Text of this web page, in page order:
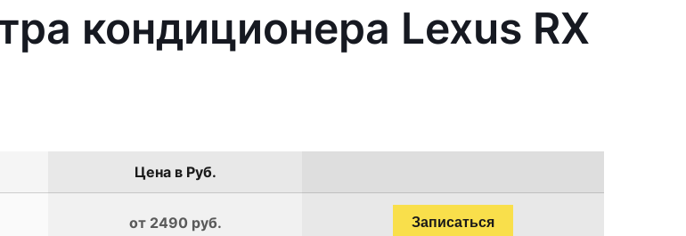
кондиционера Lexus RX
Цена в Руб.
от 2490 руб. Записаться